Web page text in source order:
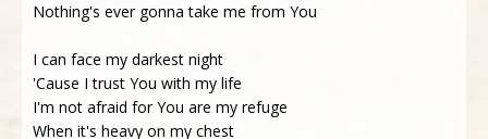
Nothing's ever gonna take me from You
I can face my darkest night
'Cause I trust You with my life
I'm not afraid for You are my refuge
When it's heavy on my chest